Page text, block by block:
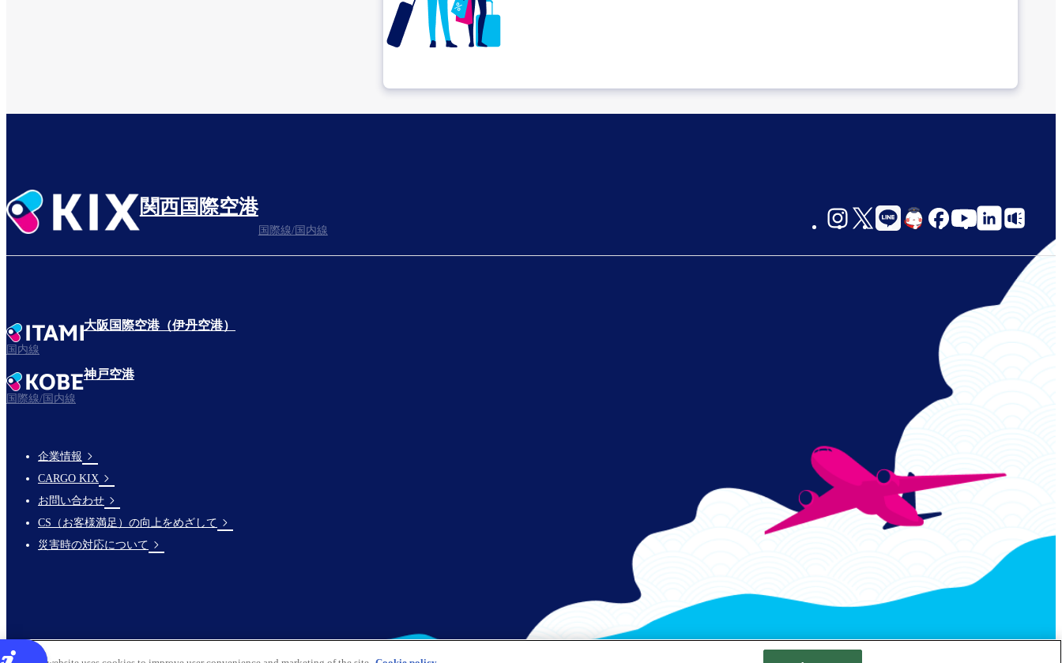
関西国際空港
国際線/国内線
大阪国際空港（伊丹空港）
国内線
神戸空港
国際線/国内線
Footer
Links
企業情報
CARGO KIX
お問い合わせ
CS（お客様満足）の向上をめざして
災害時の対応について
social-
jp-